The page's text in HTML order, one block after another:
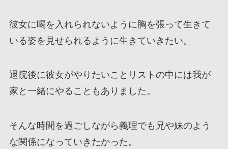
彼女に喝を入れられないように胸を張って生きて
いる姿を見せられるように生きていきたい。
退院後に彼女がやりたいことリストの中には我が
家と一緒にやることもありました。
そんな時間を過ごしながら義理でも兄や妹のよう
な関係になっていきたかった。